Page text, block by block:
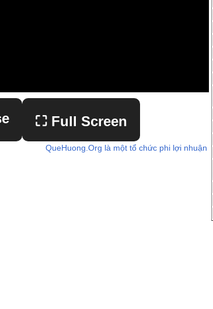
⛶ Full Screen
QueHuong.Org là một tổ chức phi lợi nhuận